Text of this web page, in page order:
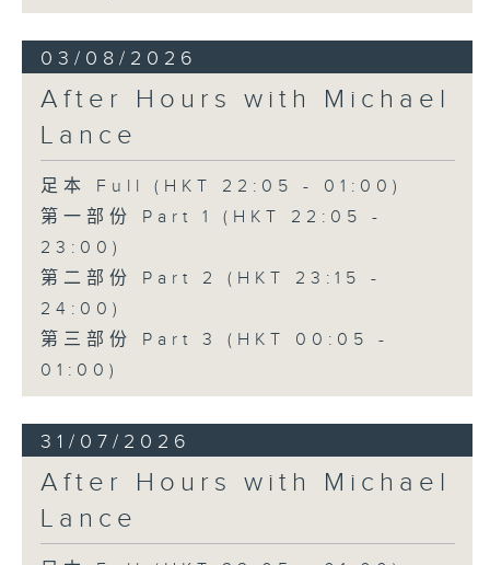
03/08/2026
After Hours with Michael
Lance
足本 Full (HKT 22:05 - 01:00)
第一部份 Part 1 (HKT 22:05 -
23:00)
第二部份 Part 2 (HKT 23:15 -
24:00)
第三部份 Part 3 (HKT 00:05 -
01:00)
31/07/2026
After Hours with Michael
Lance